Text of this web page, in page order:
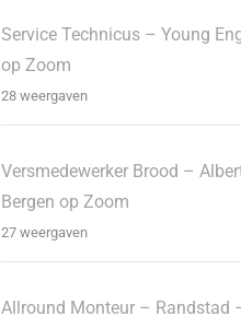
Service Technicus – Young
op Zoom
28 weergaven
Versmedewerker Brood –
Bergen op Zoom
27 weergaven
Allround Monteur – Randstad